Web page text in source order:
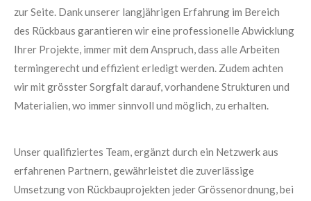
zur Seite. Dank unserer langjährigen Erfahrung im Bereich
des Rückbaus garantieren wir eine professionelle Abwicklung
Ihrer Projekte, immer mit dem Anspruch, dass alle Arbeiten
termingerecht und effizient erledigt werden. Zudem achten
wir mit grösster Sorgfalt darauf, vorhandene Strukturen und
Materialien, wo immer sinnvoll und möglich, zu erhalten.
Unser qualifiziertes Team, ergänzt durch ein Netzwerk aus
erfahrenen Partnern, gewährleistet die zuverlässige
Umsetzung von Rückbauprojekten jeder Grössenordnung, bei